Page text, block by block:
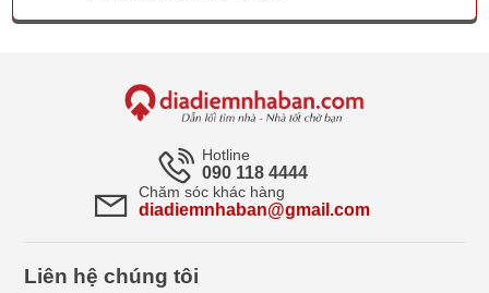
Hotline
090 118 4444
Chăm sóc khác hàng
diadiemnhaban@gmail.com
Liên hệ chúng tôi